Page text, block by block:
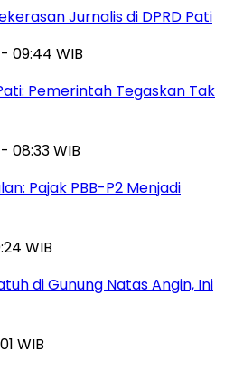
Jurnalis di DPRD Pati
09:44 WIB
Pemerintah Tegaskan Tak
08:33 WIB
Pajak PBB-P2 Menjadi
WIB
di Gunung Natas Angin, Ini
WIB